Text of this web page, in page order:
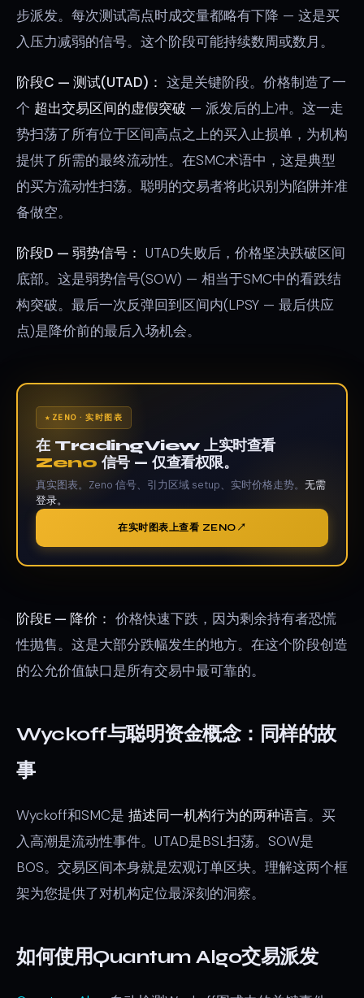
步派发。每次测试高点时成交量都略有下降 — 这是买
入压力减弱的信号。这个阶段可能持续数周或数月。
阶段C — 测试(UTAD)： 这是关键阶段。价格制造了一
个 超出交易区间的虚假突破 — 派发后的上冲。这一走
势扫荡了所有位于区间高点之上的买入止损单，为机构
提供了所需的最终流动性。在SMC术语中，这是典型
的买方流动性扫荡。聪明的交易者将此识别为陷阱并准
备做空。
阶段D — 弱势信号： UTAD失败后，价格坚决跌破区间
底部。这是弱势信号(SOW) — 相当于SMC中的看跌结
构突破。最后一次反弹回到区间内(LPSY — 最后供应
点)是降价前的最后入场机会。
ZENO · 实时图表
在 TradingView 上实时查看
Zeno 信号 — 仅查看权限。
真实图表。Zeno 信号、引力区域 setup、实时价格走势。 无需
登录。
在实时图表上查看 ZENO
阶段E — 降价： 价格快速下跌，因为剩余持有者恐慌
性抛售。这是大部分跌幅发生的地方。在这个阶段创造
的公允价值缺口是所有交易中最可靠的。
Wyckoff与聪明资金概念：同样的故
事
Wyckoff和SMC是 描述同一机构行为的两种语言。买
入高潮是流动性事件。UTAD是BSL扫荡。SOW是
BOS。交易区间本身就是宏观订单区块。理解这两个框
架为您提供了对机构定位最深刻的洞察。
如何使用Quantum Algo交易派发